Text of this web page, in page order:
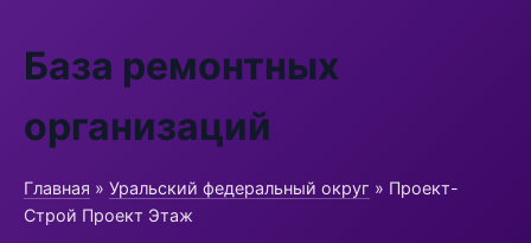
База ремонтных
организаций
Главная » Уральский федеральный округ » Проект-
Строй Проект Этаж